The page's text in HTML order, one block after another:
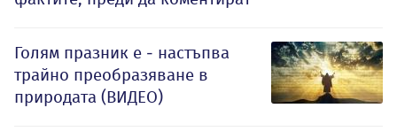
Голям празник е - настъпва
трайно преобразяване в
природата (ВИДЕО)